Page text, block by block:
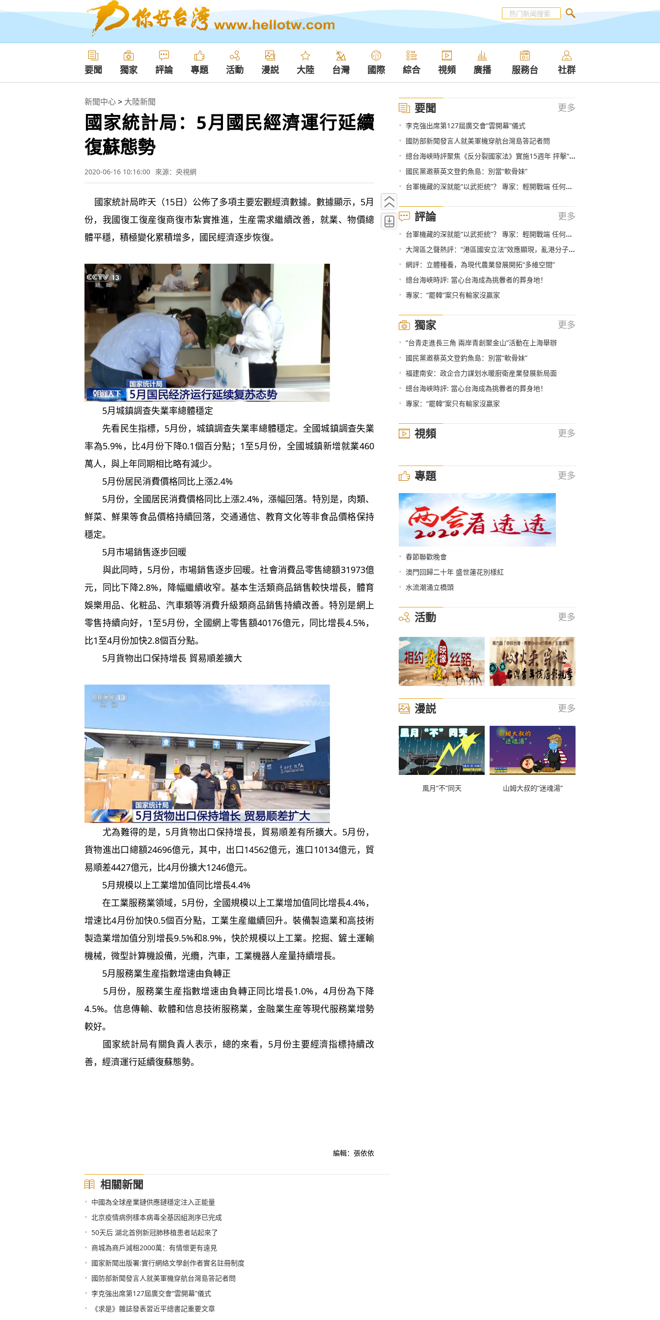
要聞 獨家 評論 專題 活動 漫説 大陸 台灣 國際 綜合 視頻 廣播 服務台 社群
新聞中心> 大陸新聞
國家統計局：5月國民經濟運行延續
復蘇態勢
2020-06-16 10:16:00 來源：央視網
國家統計局昨天（15日）公佈了多項主要宏觀經濟數據。數據顯示，5月
份，我國復工復産復商復市紮實推進，生産需求繼續改善，就業、物價總
體平穩，積極變化累積增多，國民經濟逐步恢復。
5月城鎮調查失業率總體穩定
先看民生指標，5月份，城鎮調查失業率總體穩定。全國城鎮調查失業
率為5.9%，比4月份下降0.1個百分點；1至5月份，全國城鎮新增就業460
萬人，與上年同期相比略有減少。
5月份居民消費價格同比上漲2.4%
5月份，全國居民消費價格同比上漲2.4%，漲幅回落。特別是，肉類、
鮮菜、鮮果等食品價格持續回落，交通通信、教育文化等非食品價格保持
穩定。
5月市場銷售逐步回暖
與此同時，5月份，市場銷售逐步回暖。社會消費品零售總額31973億
元，同比下降2.8%，降幅繼續收窄。基本生活類商品銷售較快增長，體育
娛樂用品、化粧品、汽車類等消費升級類商品銷售持續改善。特別是網上
零售持續向好，1至5月份，全國網上零售額40176億元，同比增長4.5%，
比1至4月份加快2.8個百分點。
5月貨物出口保持增長 貿易順差擴大
尤為難得的是，5月貨物出口保持增長，貿易順差有所擴大。5月份，
貨物進出口總額24696億元，其中，出口14562億元，進口10134億元，貿
易順差4427億元，比4月份擴大1246億元。
5月規模以上工業增加值同比增長4.4%
在工業服務業領域，5月份，全國規模以上工業增加值同比增長4.4%，
增速比4月份加快0.5個百分點，工業生産繼續回升。裝備製造業和高技術
製造業增加值分別增長9.5%和8.9%，快於規模以上工業。挖掘、鏟土運輸
機械，微型計算機設備，光纜，汽車，工業機器人産量持續增長。
5月服務業生産指數增速由負轉正
5月份，服務業生産指數增速由負轉正同比增長1.0%，4月份為下降
4.5%。信息傳輸、軟體和信息技術服務業，金融業生産等現代服務業增勢
較好。
國家統計局有關負責人表示，總的來看，5月份主要經濟指標持續改
善，經濟運行延續復蘇態勢。
編輯：張依依
相關新聞
• 中國為全球産業鏈供應鏈穩定注入正能量
• 北京疫情病例樣本病毒全基因組測序已完成
• 50天后 湖北首例新冠肺移植患者站起來了
• 商城為商戶減租2000萬：有情懷更有遠見
• 國家新聞出版署:實行網絡文學創作者實名註冊制度
• 國防部新聞發言人就美軍機穿航台灣島答記者問
• 李克強出席第127屆廣交會“雲開幕”儀式
• 《求是》雜誌發表習近平總書記重要文章
要聞 更多
• 李克強出席第127屆廣交會“雲開幕”儀式
• 國防部新聞發言人就美軍機穿航台灣島答記者問
• 總台海峽時評聚焦《反分裂國家法》實施15週年 抨擊“台獨”分裂勢力引發海內外媒體廣泛關注
• 國民黨邀蔡英文登釣魚島：別當“軟骨妹”
• 台軍機藏的深就能“以武拒統”？ 專家：輕開戰端 任何地方都不安全
評論 更多
• 台軍機藏的深就能“以武拒統”？ 專家：輕開戰端 任何地方都不安全
• 大灣區之聲熱評：“港區國安立法”效應顯現，亂港分子回頭是岸！
• 網評：立體種養，為現代農業發展開拓“多維空間”
• 總台海峽時評: 當心台海成為挑釁者的葬身地！
• 專家：“罷韓”案只有輸家沒贏家
獨家 更多
• “台青走進長三角 兩岸青創聚金山”活動在上海舉辦
• 國民黨邀蔡英文登釣魚島：別當“軟骨妹”
• 福建南安：政企合力謀划水暖廚衛産業發展新局面
• 總台海峽時評: 當心台海成為挑釁者的葬身地！
• 專家：“罷韓”案只有輸家沒贏家
視頻 更多
專題 更多
• 春節聯歡晚會
• 澳門回歸二十年 盛世蓮花別樣紅
• 水流潮涌立橋頭
活動 更多
漫説 更多
風月“不”同天 山姆大叔的“迷魂湯”